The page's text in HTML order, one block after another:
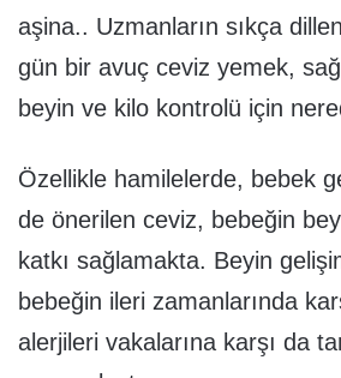
aşina.. Uzmanların sıkça
gün bir avuç ceviz yemek,
beyin ve kilo kontrolü için
Özellikle hamilelerde, bebek
de önerilen ceviz, bebeğin
katkı sağlamakta. Beyin
bebeğin ileri zamanlarında
alerjileri vakalarına karşı da